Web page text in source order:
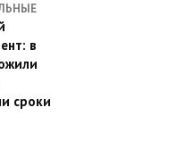
в
сроки